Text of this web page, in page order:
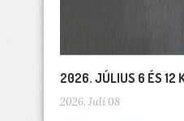
2026. JÚLIUS 6 ÉS 12
2026. Juli 08